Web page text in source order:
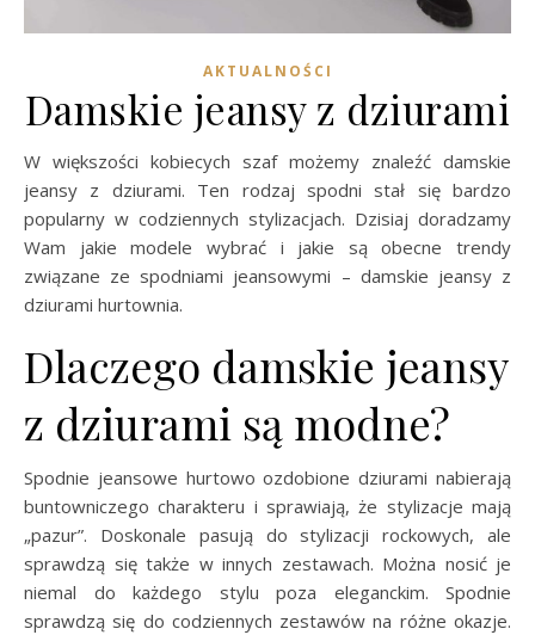
AKTUALNOŚCI
Damskie jeansy z dziurami
W większości kobiecych szaf możemy znaleźć damskie
jeansy z dziurami. Ten rodzaj spodni stał się bardzo
popularny w codziennych stylizacjach. Dzisiaj doradzamy
Wam jakie modele wybrać i jakie są obecne trendy
związane ze spodniami jeansowymi – damskie jeansy z
dziurami hurtownia.
Dlaczego damskie jeansy
z dziurami są modne?
Spodnie jeansowe hurtowo ozdobione dziurami nabierają
buntowniczego charakteru i sprawiają, że stylizacje mają
„pazur”. Doskonale pasują do stylizacji rockowych, ale
sprawdzą się także w innych zestawach. Można nosić je
niemal do każdego stylu poza eleganckim. Spodnie
sprawdzą się do codziennych zestawów na różne okazje.